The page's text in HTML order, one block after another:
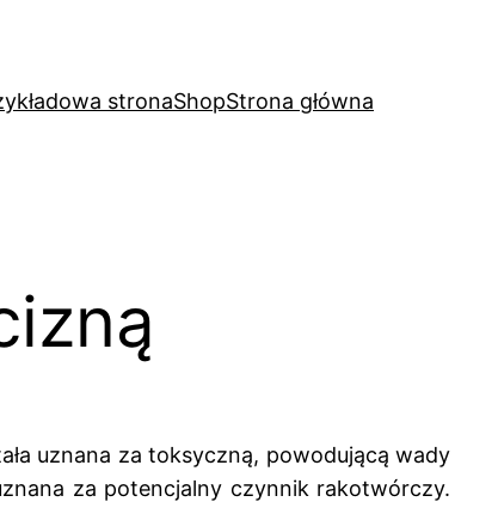
stronaShopStrona główna
uznana za toksyczną, powodującą wady
za potencjalny czynnik rakotwórczy.